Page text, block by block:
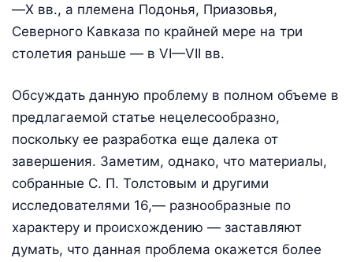
—Х вв., а племена Подонья, Приазовья,
Северного Кавказа по крайней мере на три
столетия раньше — в VI—VII вв.
Обсуждать данную проблему в полном объеме в
предлагаемой статье нецелесообразно,
поскольку ее разработка еще далека от
завершения. Заметим, однако, что материалы,
собранные С. П. Толстовым и другими
исследователями 16,— разнообразные по
характеру и происхождению — заставляют
думать, что данная проблема окажется более